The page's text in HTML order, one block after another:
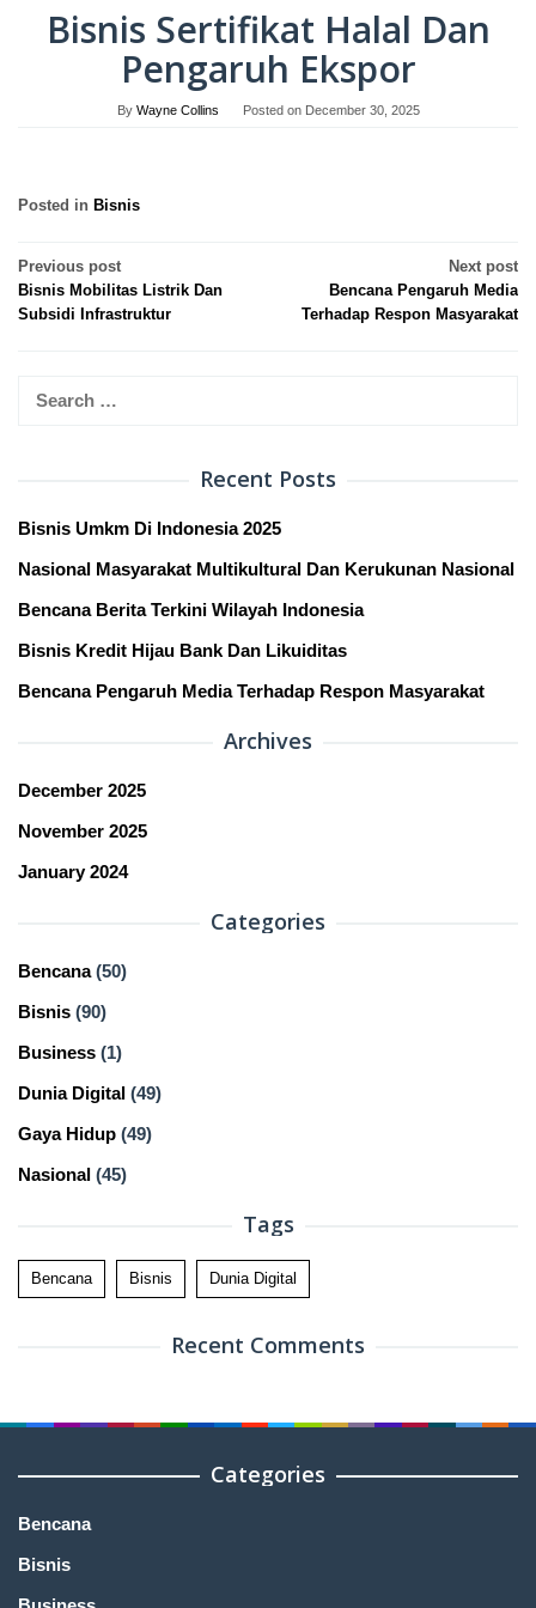
Bisnis Sertifikat Halal Dan
Pengaruh Ekspor
By Wayne Collins Posted on December 30, 2025
Posted in Bisnis
Post
navigation
Previous post
Bisnis Mobilitas Listrik Dan
Subsidi Infrastruktur
Next post
Bencana Pengaruh Media
Terhadap Respon Masyarakat
Search
Recent Posts
Bisnis Umkm Di Indonesia 2025
Nasional Masyarakat Multikultural Dan Kerukunan Nasional
Bencana Berita Terkini Wilayah Indonesia
Bisnis Kredit Hijau Bank Dan Likuiditas
Bencana Pengaruh Media Terhadap Respon Masyarakat
Archives
December 2025
November 2025
January 2024
Categories
Bencana(50)
Bisnis (90)
Business (1)
Dunia Digital (49)
Gaya Hidup (49)
Nasional (45)
Tags
Bencana Bisnis Dunia Digital
Recent Comments
Categories
Bencana
Bisnis